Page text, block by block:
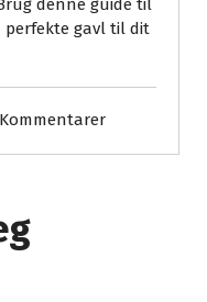
denne guide til
gavl til dit